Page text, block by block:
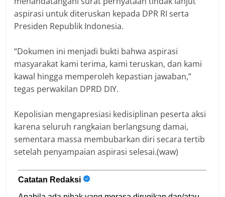
aspirasi untuk diteruskan kepada DPR RI serta
Presiden Republik Indonesia.
“Dokumen ini menjadi bukti bahwa aspirasi
masyarakat kami terima, kami teruskan, dan kami
kawal hingga memperoleh kepastian jawaban,”
tegas perwakilan DPRD DIY.
Kepolisian mengapresiasi kedisiplinan peserta aksi
karena seluruh rangkaian berlangsung damai,
sementara massa membubarkan diri secara tertib
setelah penyampaian aspirasi selesai.(waw)